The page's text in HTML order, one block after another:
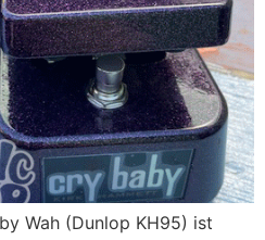
Wah (Dunlop KH95) ist